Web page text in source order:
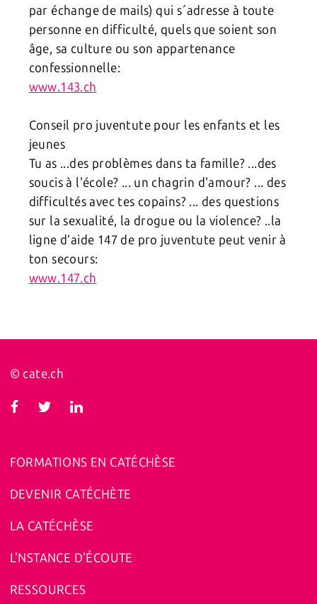
par échange de mails) qui s´adresse à toute
personne en difficulté, quels que soient son
âge, sa culture ou son appartenance
confessionnelle:
www.143.ch
Conseil pro juventute pour les enfants et les
jeunes
Tu as ...des problèmes dans ta famille? ...des
soucis à l'école? ... un chagrin d'amour? ... des
difficultés avec tes copains? ... des questions
sur la sexualité, la drogue ou la violence? ..la
ligne d’aide 147 de pro juventute peut venir à
ton secours:
www.147.ch
© cate.ch
FORMATIONS EN CATÉCHÈSE
DEVENIR CATÉCHÈTE
LA CATÉCHÈSE
L'NSTANCE D'ÉCOUTE
RESSOURCES